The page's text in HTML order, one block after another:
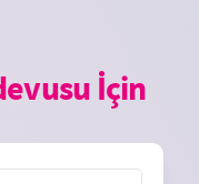
İçin